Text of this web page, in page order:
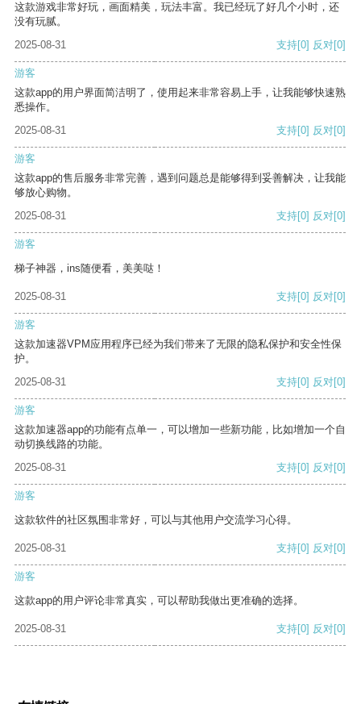
这款游戏非常好玩，画面精美，玩法丰富。我已经玩了好几个小时，还
没有玩腻。
2025-08-31
支持[0] 反对[0]
游客
这款app的用户界面简洁明了，使用起来非常容易上手，让我能够快速熟
悉操作。
2025-08-31
支持[0] 反对[0]
游客
这款app的售后服务非常完善，遇到问题总是能够得到妥善解决，让我能
够放心购物。
2025-08-31
支持[0] 反对[0]
游客
梯子神器，ins随便看，美美哒！
2025-08-31 支持[0] 反对[0]
游客
这款加速器VPM应用程序已经为我们带来了无限的隐私保护和安全性保
护。
2025-08-31
支持[0] 反对[0]
游客
这款加速器app的功能有点单一，可以增加一些新功能，比如增加一个自
动切换线路的功能。
2025-08-31
支持[0] 反对[0]
游客
这款软件的社区氛围非常好，可以与其他用户交流学习心得。
2025-08-31 支持[0] 反对[0]
游客
这款app的用户评论非常真实，可以帮助我做出更准确的选择。
2025-08-31 支持[0] 反对[0]